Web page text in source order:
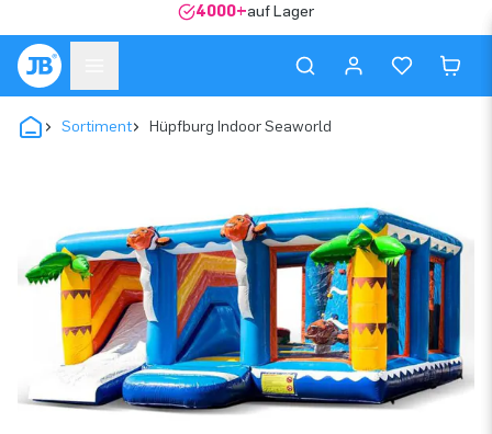
4000+auf Lager
Sortiment Hüpfburg Indoor Seaworld